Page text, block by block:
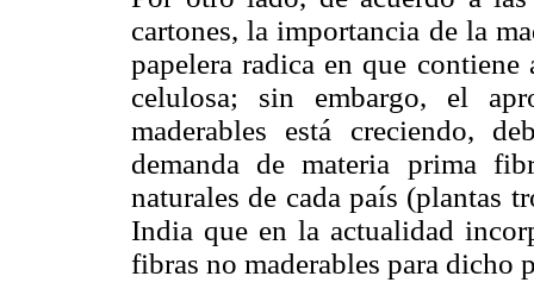
cartones, la importancia de la
papelera radica en que
celulosa; sin embargo, el
maderables está creciendo,
demanda de materia prima
naturales de cada país (plantas
India que en la actualidad
fibras no maderables para dicho